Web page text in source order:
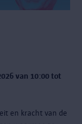
van 10:00 tot
en kracht van de